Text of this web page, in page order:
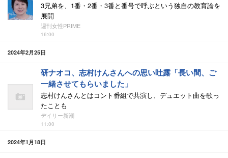
3兄弟を、1番・2番・3番と番号で呼ぶという独自の教育論を
展開
週刊女性PRIME
16:00
2024年2月25日
研ナオコ、志村けんさんへの思い吐露「長い間、ご
一緒させてもらいました」
志村けんさんとはコント番組で共演し、デュエット曲を歌っ
たことも
デイリー新潮
11:00
2024年1月18日